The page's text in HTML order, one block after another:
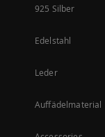
925 Silber
Edelstahl
Leder
Auffädelmaterial